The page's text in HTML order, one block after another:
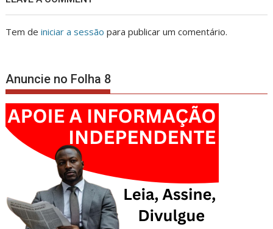
Tem deiniciar a sessão para publicar um comentário.
Anuncie no Folha 8